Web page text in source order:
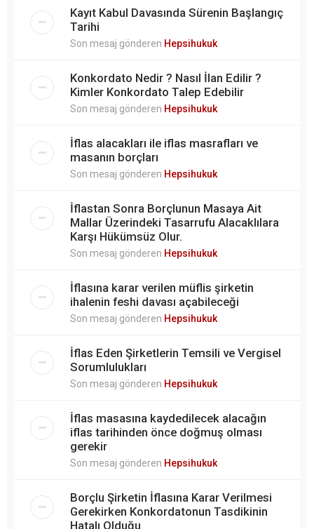
Kayıt Kabul Davasında Sürenin Başlangıç
Tarihi
Son mesaj gönderen Hepsihukuk
Konkordato Nedir ? Nasıl İlan Edilir ?
Kimler Konkordato Talep Edebilir
Son mesaj gönderen Hepsihukuk
İflas alacakları ile iflas masrafları ve
masanın borçları
Son mesaj gönderen Hepsihukuk
İflastan Sonra Borçlunun Masaya Ait
Mallar Üzerindeki Tasarrufu Alacaklılara
Karşı Hükümsüz Olur.
Son mesaj gönderen Hepsihukuk
İflasına karar verilen müflis şirketin
ihalenin feshi davası açabileceği
Son mesaj gönderen Hepsihukuk
İflas Eden Şirketlerin Temsili ve Vergisel
Sorumlulukları
Son mesaj gönderen Hepsihukuk
İflas masasına kaydedilecek alacağın
iflas tarihinden önce doğmuş olması
gerekir
Son mesaj gönderen Hepsihukuk
Borçlu Şirketin İflasına Karar Verilmesi
Gerekirken Konkordatonun Tasdikinin
Hatalı Olduğu